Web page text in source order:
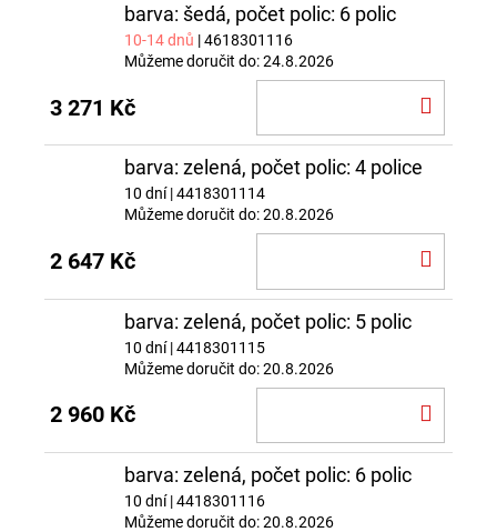
barva: šedá, počet polic: 6 polic
10-14 dnů | 4618301116
Můžeme doručit do:24.8.2026
3 271 Kč
barva: zelená, počet polic: 4 police
10 dní| 4418301114
Můžeme doručit do:20.8.2026
2 647 Kč
barva: zelená, počet polic: 5 polic
10 dní| 4418301115
Můžeme doručit do:20.8.2026
2 960 Kč
barva: zelená, počet polic: 6 polic
10 dní| 4418301116
Můžeme doručit do:20.8.2026